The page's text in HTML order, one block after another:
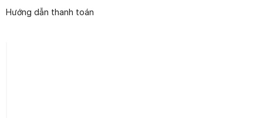
Hướng dẫn thanh toán